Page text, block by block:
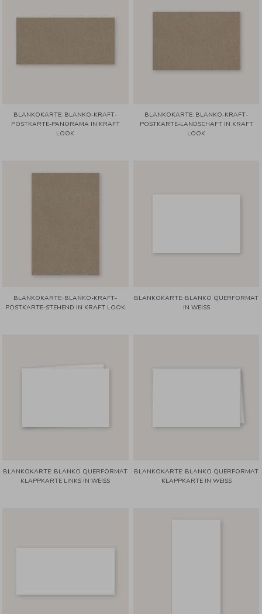
BLANKOKARTE: BLANKO-KRAFT-
POSTKARTE-PANORAMA IN KRAFT
LOOK
BLANKOKARTE: BLANKO-KRAFT-
POSTKARTE-LANDSCHAFT IN KRAFT
LOOK
BLANKOKARTE: BLANKO-KRAFT-
POSTKARTE-STEHEND IN KRAFT LOOK
BLANKOKARTE: BLANKO QUERFORMAT
IN WEISS
BLANKOKARTE: BLANKO QUERFORMAT
KLAPPKARTE LINKS IN WEISS
BLANKOKARTE: BLANKO QUERFORMAT
KLAPPKARTE IN WEISS